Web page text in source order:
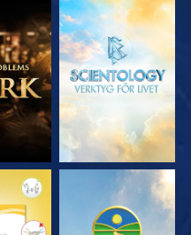
UTFORSKA
SERIEN
TITTA